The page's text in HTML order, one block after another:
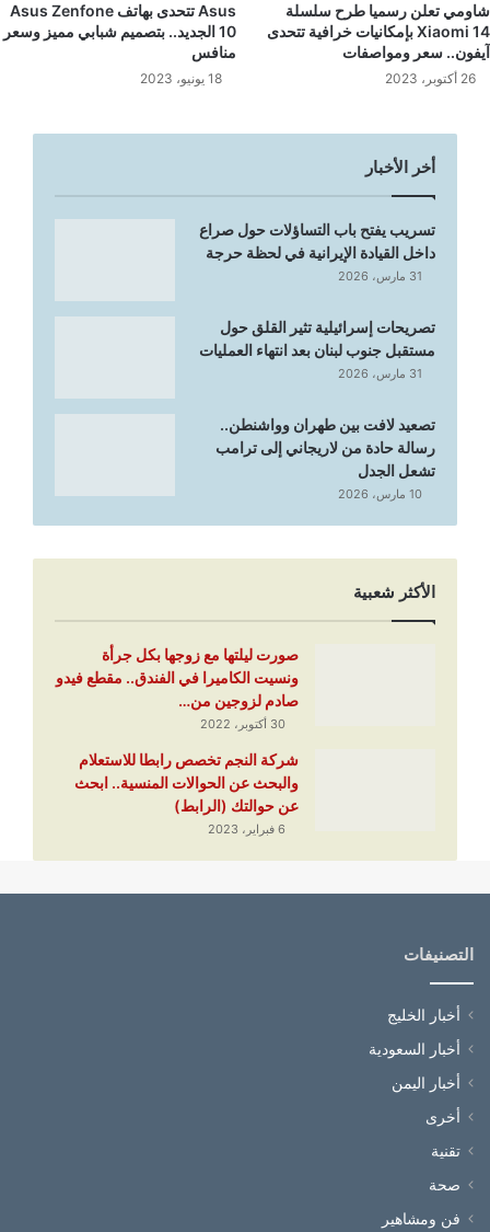
شاومي تعلن رسميا طرح سلسلة
Xiaomi 14 بإمكانيات خرافية تتحدى
آيفون.. سعر ومواصفات
26 أكتوبر، 2023
Asus تتحدى بهاتف Asus Zenfone
10 الجديد.. بتصميم شبابي مميز وسعر
منافس
18 يونيو، 2023
أخر الأخبار
تسريب يفتح باب التساؤلات حول صراع
داخل القيادة الإيرانية في لحظة حرجة
31 مارس، 2026
تصريحات إسرائيلية تثير القلق حول
مستقبل جنوب لبنان بعد انتهاء العمليات
31 مارس، 2026
تصعيد لافت بين طهران وواشنطن..
رسالة حادة من لاريجاني إلى ترامب
تشعل الجدل
10 مارس، 2026
الأكثر شعبية
صورت ليلتها مع زوجها بكل جرأة
ونسيت الكاميرا في الفندق.. مقطع فيدو
صادم لزوجين من…
30 أكتوبر، 2022
شركة النجم تخصص رابطا للاستعلام
والبحث عن الحوالات المنسية.. ابحث
عن حوالتك (الرابط)
6 فبراير، 2023
التصنيفات
أخبار الخليج
أخبار السعودية
أخبار اليمن
أخرى
تقنية
صحة
فن ومشاهير